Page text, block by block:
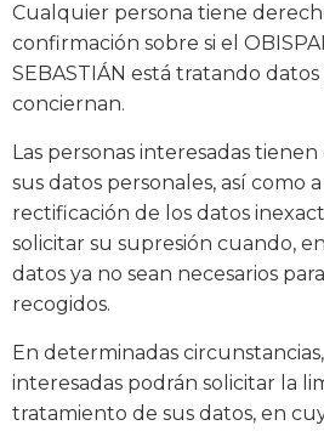
Cualquier persona tiene
confirmación sobre si el
SEBASTIÁN está tratando
conciernan.
Las personas interesadas
sus datos personales, así como
rectificación de los datos
solicitar su supresión cuando,
datos ya no sean necesarios
recogidos.
En determinadas
interesadas podrán solicitar la
tratamiento de sus datos, en